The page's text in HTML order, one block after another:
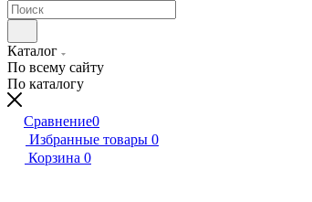
Каталог
По всему сайту
По каталогу
Сравнение0
Избранные товары 0
Корзина 0